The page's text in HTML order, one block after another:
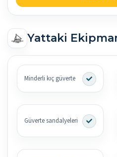
Yattaki
Minderli kıç güverte
Güverte sandalyeleri